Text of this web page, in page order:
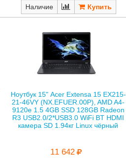
Наличие
Ноутбук 15" Acer Extensa 15 EX215-
21-46VY (NX.EFUER.00P), AMD A4-
9120e 1.5 4GB SSD 128GB Radeon
R3 USB2.0/2*USB3.0 WiFi BT HDMI
камера SD 1.94кг Linux чёрный
11 642